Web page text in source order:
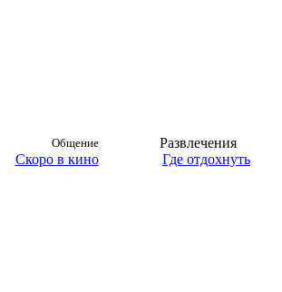
Общение
Развлечения
Скоро в кино Где отдохнуть